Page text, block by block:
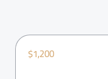
$1,200